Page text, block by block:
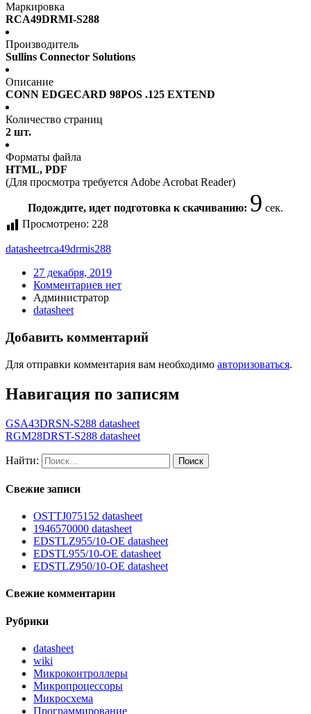
Маркировка
RCA49DRMI-S288
Производитель
Sullins Connector Solutions
Описание
CONN EDGECARD 98POS .125 EXTEND
Количество страниц
2 шт.
Форматы файла
HTML, PDF
(Для просмотра требуется Adobe Acrobat Reader)
Подождите, идет подготовка к скачиванию: 9 сек.
Просмотрено: 228
datasheetrca49drmis288
27 декабря, 2019
Комментариев нет
Администратор
datasheet
Добавить комментарий
Для отправки комментария вам необходимо авторизоваться.
Навигация по записям
GSA43DRSN-S288 datasheet
RGM28DRST-S288 datasheet
Найти:
Свежие записи
OSTTJ075152 datasheet
1946570000 datasheet
EDSTLZ955/10-OE datasheet
EDSTL955/10-OE datasheet
EDSTLZ950/10-OE datasheet
Свежие комментарии
Рубрики
datasheet
wiki
Микроконтроллеры
Микропроцессоры
Микросхема
Программирование